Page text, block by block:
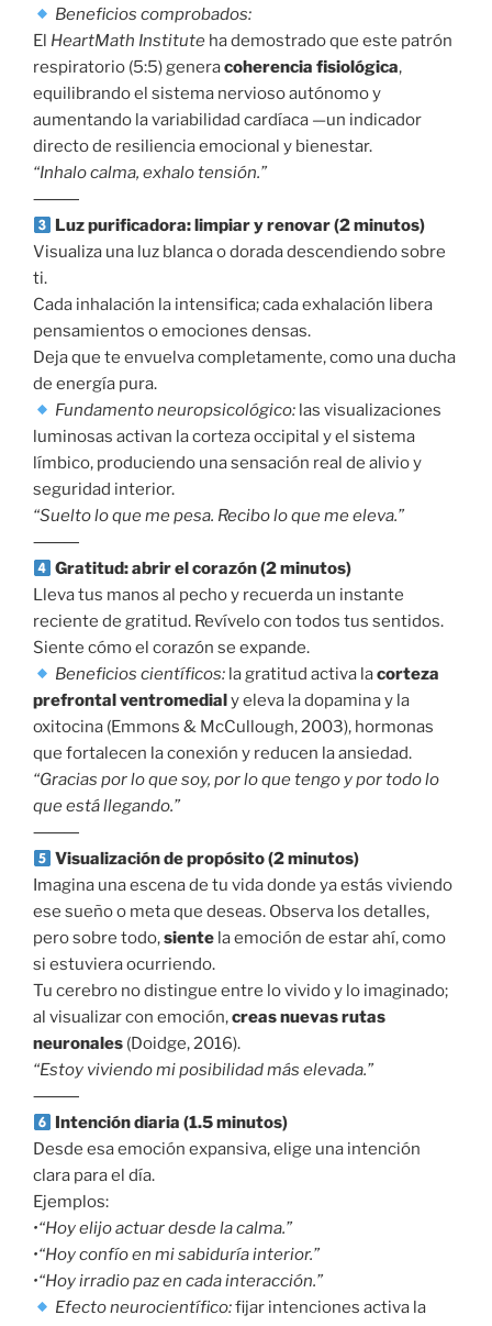
Beneficios comprobados:
El HeartMath Institute ha demostrado que este patrón
respiratorio (5:5) generacoherencia fisiológica,
equilibrando el sistema nervioso autónomo y
aumentando la variabilidad cardíaca —un indicador
directo de resiliencia emocional y bienestar.
“Inhalo calma, exhalo tensión.”
⸻
Luz purificadora: limpiar y renovar (2 minutos)
Visualiza una luz blanca o dorada descendiendo sobre
ti.
Cada inhalación la intensifica; cada exhalación libera
pensamientos o emociones densas.
Deja que te envuelva completamente, como una ducha
de energía pura.
Fundamento neuropsicológico: las visualizaciones
luminosas activan la corteza occipital y el sistema
límbico, produciendo una sensación real de alivio y
seguridad interior.
“Suelto lo que me pesa. Recibo lo que me eleva.”
⸻
Gratitud: abrir el corazón (2 minutos)
Lleva tus manos al pecho y recuerda un instante
reciente de gratitud. Revívelo con todos tus sentidos.
Siente cómo el corazón se expande.
Beneficios científicos: la gratitud activa lacorteza
prefrontal ventromedial y eleva la dopamina y la
oxitocina (Emmons & McCullough, 2003), hormonas
que fortalecen la conexión y reducen la ansiedad.
“Gracias por lo que soy, por lo que tengo y por todo lo
que está llegando.”
⸻
Visualización de propósito (2 minutos)
Imagina una escena de tu vida donde ya estás viviendo
ese sueño o meta que deseas. Observa los detalles,
pero sobre todo,siente la emoción de estar ahí, como
si estuviera ocurriendo.
Tu cerebro no distingue entre lo vivido y lo imaginado;
al visualizar con emoción,creas nuevas rutas
neuronales (Doidge, 2016).
“Estoy viviendo mi posibilidad más elevada.”
⸻
Intención diaria (1.5 minutos)
Desde esa emoción expansiva, elige una intención
clara para el día.
Ejemplos:
•“Hoy elijo actuar desde la calma.”
•“Hoy confío en mi sabiduría interior.”
•“Hoy irradio paz en cada interacción.”
Efecto neurocientífico:fijar intenciones activa la